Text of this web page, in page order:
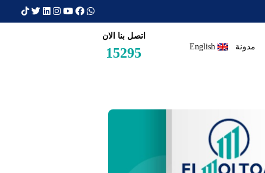
مدونة English
اتصل بنا الان
15295
×